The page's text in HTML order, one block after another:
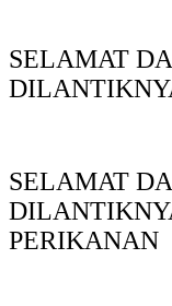
SELAMAT
SELAMAT
PERIKANAN